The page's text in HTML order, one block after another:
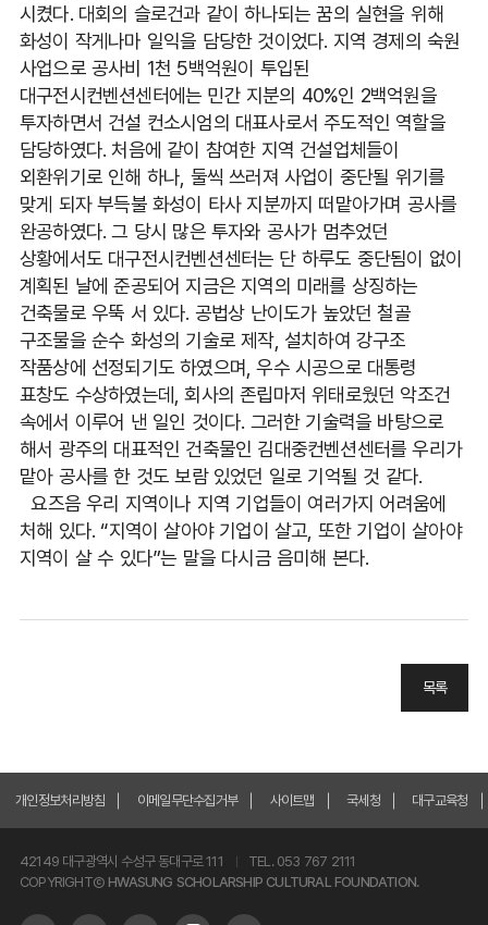
시켰다. 대회의 슬로건과 같이 하나되는 꿈의 실현을 위해
화성이 작게나마 일익을 담당한 것이었다. 지역 경제의 숙원
사업으로 공사비 1천 5백억원이 투입된
대구전시컨벤션센터에는 민간 지분의 40%인 2백억원을
투자하면서 건설 컨소시엄의 대표사로서 주도적인 역할을
담당하였다. 처음에 같이 참여한 지역 건설업체들이
외환위기로 인해 하나, 둘씩 쓰러져 사업이 중단될 위기를
맞게 되자 부득불 화성이 타사 지분까지 떠맡아가며 공사를
완공하였다. 그 당시 많은 투자와 공사가 멈추었던
상황에서도 대구전시컨벤션센터는 단 하루도 중단됨이 없이
계획된 날에 준공되어 지금은 지역의 미래를 상징하는
건축물로 우뚝 서 있다. 공법상 난이도가 높았던 철골
구조물을 순수 화성의 기술로 제작, 설치하여 강구조
작품상에 선정되기도 하였으며, 우수 시공으로 대통령
표창도 수상하였는데, 회사의 존립마저 위태로웠던 악조건
속에서 이루어 낸 일인 것이다. 그러한 기술력을 바탕으로
해서 광주의 대표적인 건축물인 김대중컨벤션센터를 우리가
맡아 공사를 한 것도 보람 있었던 일로 기억될 것 같다.
요즈음 우리 지역이나 지역 기업들이 여러가지 어려움에
처해 있다. “지역이 살아야 기업이 살고, 또한 기업이 살아야
지역이 살 수 있다”는 말을 다시금 음미해 본다.
목록
개인정보처리방침 이메일무단수집거부 사이트맵 국세청 대구교육청
42149 대구광역시 수성구 동대구로 111
TEL. 053 767 2111
COPYRIGHTⒸ HWASUNG SCHOLARSHIP CULTURAL FOUNDATION.